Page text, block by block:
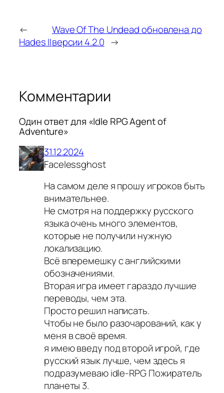
←
Hades II
Wave Of The Undead обновлена до
версии 4.2.0 →
Комментарии
Один ответ для «Idle RPG Agent of
Adventure»
31.12.2024
Facelessghost
На самом деле я прошу игроков быть
внимательнее.
Не смотря на поддержку русского
языка очень много элементов,
которые не получили нужную
локализацию.
Всё вперемешку с английскими
обозначениями.
Вторая игра имеет гараздо лучшие
переводы, чем эта.
Просто решил написать.
Чтобы не было разочарований, как у
меня в своё время.
я имею введу под второй игрой, где
русский язык лучше, чем здесь я
подразумеваю idle-RPG Пожиратель
планеты 3.